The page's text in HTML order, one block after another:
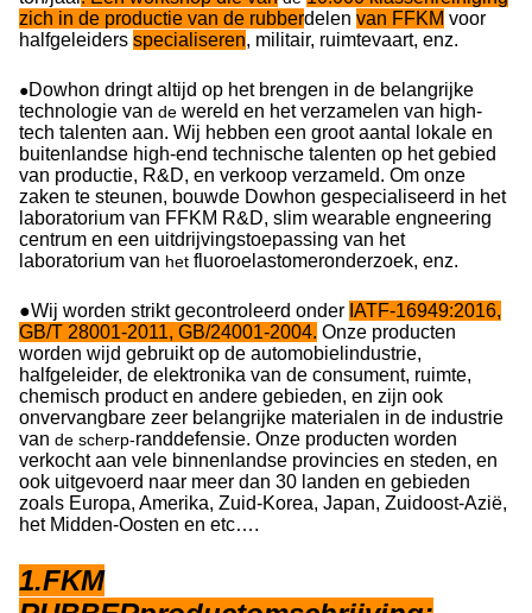
zich in de productie van de rubberdelen van FFKM voor
halfgeleiders specialiseren, militair, ruimtevaart, enz.
●Dowhon dringt altijd op het brengen in de belangrijke
technologie van de wereld en het verzamelen van high-
tech talenten aan. Wij hebben een groot aantal lokale en
buitenlandse high-end technische talenten op het gebied
van productie, R&D, en verkoop verzameld. Om onze
zaken te steunen, bouwde Dowhon gespecialiseerd in het
laboratorium van FFKM R&D, slim wearable engneering
centrum en een uitdrijvingstoepassing van het
laboratorium van het fluoroelastomeronderzoek, enz.
●Wij worden strikt gecontroleerd onder IATF-16949:2016,
GB/T 28001-2011, GB/24001-2004. Onze producten
worden wijd gebruikt op de automobielindustrie,
halfgeleider, de elektronika van de consument, ruimte,
chemisch product en andere gebieden, en zijn ook
onvervangbare zeer belangrijke materialen in de industrie
van de scherp-randdefensie. Onze producten worden
verkocht aan vele binnenlandse provincies en steden, en
ook uitgevoerd naar meer dan 30 landen en gebieden
zoals Europa, Amerika, Zuid-Korea, Japan, Zuidoost-Azië,
het Midden-Oosten en etc….
1.FKM